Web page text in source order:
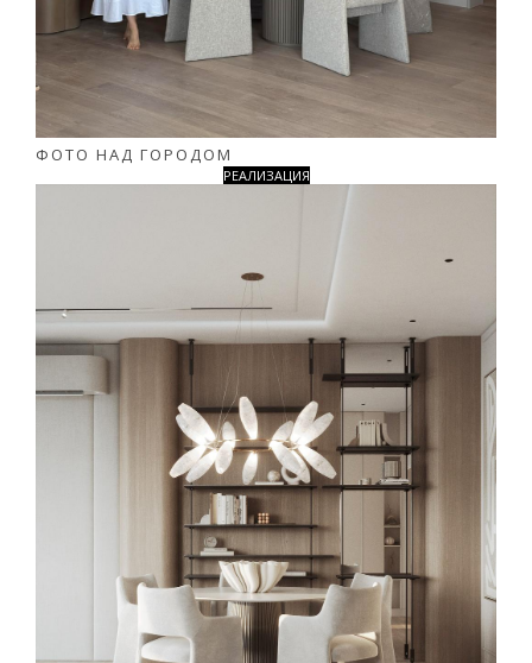
ФОТО НАД ГОРОДОМ
РЕАЛИЗАЦИЯ